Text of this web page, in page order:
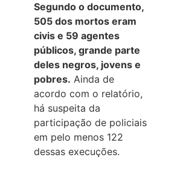
Segundo o documento,
505 dos mortos eram
civis e 59 agentes
públicos, grande parte
deles negros, jovens e
pobres. Ainda de
acordo com o relatório,
há suspeita da
participação de policiais
em pelo menos 122
dessas execuções.